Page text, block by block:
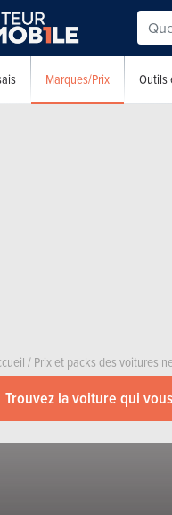
Marques/Prix Outils
/Prix et packs des voitures
Trouvez la voiture qui